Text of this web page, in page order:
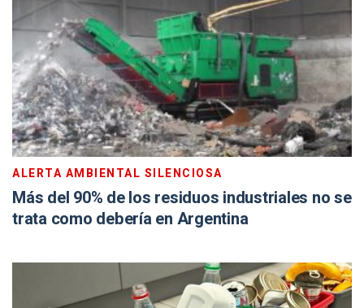
ALERTA AMBIENTAL SILENCIOSA
Más del 90% de los residuos industriales no se
trata como debería en Argentina